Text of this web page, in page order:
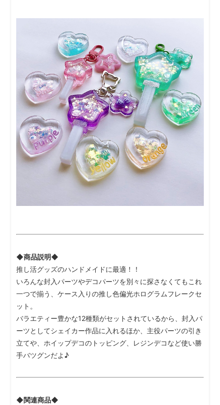
◆商品説明◆
推し活グッズのハンドメイドに最適！！
いろんな封入パーツやデコパーツを別々に探さなくてもこれ
一つで揃う、ケース入りの推し色偏光ホログラムフレークセ
ット。
バラエティー豊かな12種類がセットされているから、封入パ
ーツとしてシェイカー作品に入れるほか、主役パーツの引き
立てや、ホイップデコのトッピング、レジンデコなど使い勝
手バツグンだよ♪
◆関連商品◆